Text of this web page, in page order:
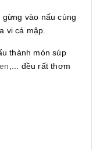
vào nấu cùng
vi cá mập.
thành món súp
,... đều rất thơm